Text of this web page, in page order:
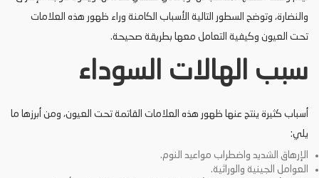
والنضارة، وتوضح السطور التالية الأسباب الكامنة وراء ظهور هذه العلامات
تحت العيون وكيفية التعامل معها بطريقة صحيحة.
سبب الهالات السوداء
أسباب كثيرة ينتج عنها ظهور هذه العلامات القاتمة تحت العيون، ومن أبرزها ما
يلي:
الإرهاق الشديد واضطراب مواعيد النوم.
العوامل الجينية والوراثية.